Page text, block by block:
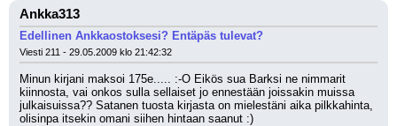
Ankka313
Edellinen Ankkaostoksesi? Entäpäs tulevat?
Viesti 211 - 29.05.2009 klo 21:42:32
Minun kirjani maksoi 175e..... :-O Eikös sua Barksi ne nimmarit
kiinnosta, vai onkos sulla sellaiset jo ennestään joissakin muissa
julkaisuissa?? Satanen tuosta kirjasta on mielestäni aika pilkkahinta,
olisinpa itsekin omani siihen hintaan saanut :)